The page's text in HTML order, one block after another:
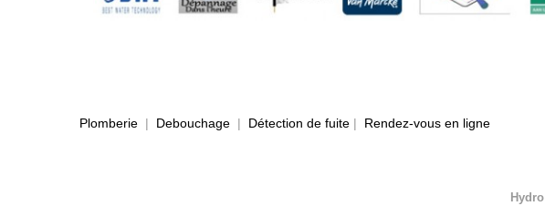
Plomberie | Debouchage | Détection de fuite | Rendez-vous en ligne